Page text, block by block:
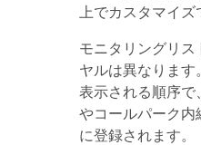
上でカスタマイズ
モニタリングリス
ヤルは異なりま
表示される順序で
やコールパーク
に登録されます。